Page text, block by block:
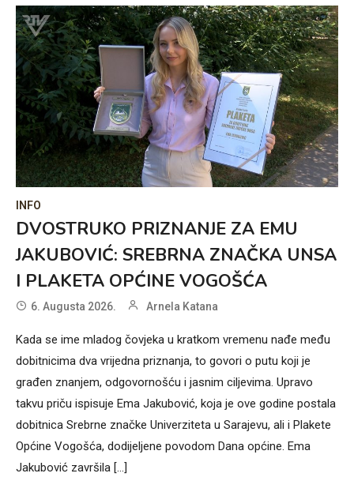
INFO
DVOSTRUKO PRIZNANJE ZA EMU
JAKUBOVIĆ: SREBRNA ZNAČKA UNSA
I PLAKETA OPĆINE VOGOŠĆA
6. Augusta 2026. Arnela Katana
Kada se ime mladog čovjeka u kratkom vremenu nađe među
dobitnicima dva vrijedna priznanja, to govori o putu koji je
građen znanjem, odgovornošću i jasnim ciljevima. Upravo
takvu priču ispisuje Ema Jakubović, koja je ove godine postala
dobitnica Srebrne značke Univerziteta u Sarajevu, ali i Plakete
Općine Vogošća, dodijeljene povodom Dana općine. Ema
Jakubović završila […]